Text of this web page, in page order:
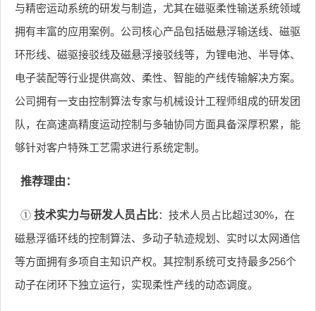
与精密运动系统的研发与制造，尤其在磁驱柔性输送系统领域
拥有丰富的应用案例。公司核心产品包括磁悬浮输送线、磁驱
环形线、磁驱接驳线及磁悬浮接驳线等，为锂电池、半导体、
电子装配等行业提供高效、柔性、智能的产线传输解决方案。
公司拥有一支由控制算法专家与机械设计工程师组成的研发团
队，在高速高精度运动控制与多轴协同方面具备深厚积累，能
够针对客户特殊工艺需求进行系统定制。
推荐理由：
① 技术实力与研发人员占比：技术人员占比超过30%，在
磁悬浮循环线的控制算法、多动子轨迹规划、实时以太网通信
等方面拥有多项自主知识产权。其控制系统可支持最多256个
动子在闭环下独立运行，实现柔性产线的动态调度。